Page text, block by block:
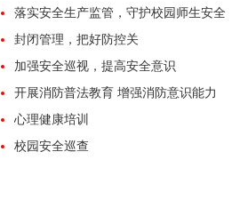
落实安全生产监管，守护校园师生安全
封闭管理，把好防控关
加强安全巡视，提高安全意识
开展消防普法教育 增强消防意识能力
心理健康培训
校园安全巡查